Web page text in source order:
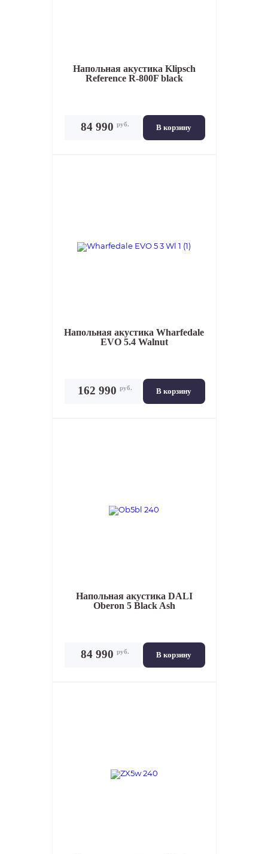
Напольная акустика Klipsch
Reference R-800F black
В корзину
84 990 руб.
Напольная акустика Wharfedale
EVO 5.4 Walnut
В корзину
162 990 руб.
Напольная акустика DALI
Oberon 5 Black Ash
В корзину
84 990 руб.